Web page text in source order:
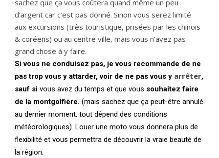
sachez que ça vous coûtera quand même un peu
d’argent car c’est pas donné. Sinon vous serez limité
aux excursions (très touristique, prisées par les chinois
& coréens) ou au centre ville, mais vous n’avez pas
grand chose à y faire.
Si vous ne conduisez pas, je vous recommande de ne
pas trop vous y attarder, voir de ne pas vous y arrêter,
sauf si vous avez du temps et que vous souhaitez faire
de la montgolfière. (mais sachez que ça peut-être annulé
au dernier moment, tout dépend des conditions
météorologiques). Louer une moto vous donnera plus de
flexibilité et vous permettra de découvrir la vraie beauté de
la région.